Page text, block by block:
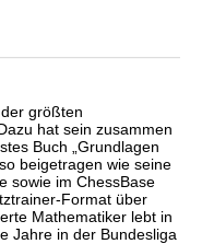
größten
hat sein zusammen
Buch „Grundlagen
beigetragen wie seine
sowie im ChessBase
Format über
Mathematiker lebt in
Jahre in der Bundesliga